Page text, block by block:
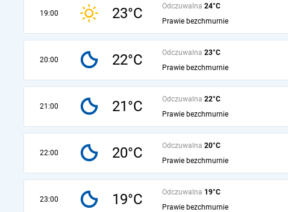
19:00 23°C Odczuwalna 24°C
Prawie bezchmurnie
20:00 22°C Odczuwalna 23°C
Prawie bezchmurnie
21:00 21°C Odczuwalna 22°C
Prawie bezchmurnie
22:00 20°C Odczuwalna 20°C
Prawie bezchmurnie
23:00 19°C Odczuwalna 19°C
Prawie bezchmurnie